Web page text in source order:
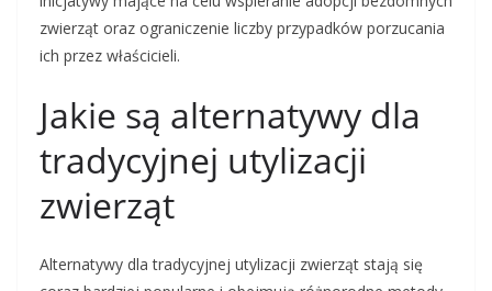
zwierząt oraz ograniczenie liczby przypadków porzucania
ich przez właścicieli.
Jakie są alternatywy dla
tradycyjnej utylizacji
zwierząt
Alternatywy dla tradycyjnej utylizacji zwierząt stają się